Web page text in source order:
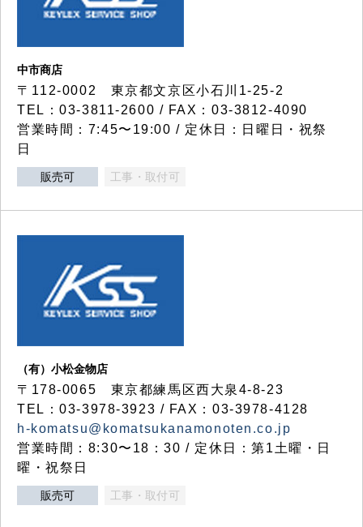
中市商店
〒112-0002 東京都文京区小石川1-25-2
TEL：03-3811-2600 / FAX：03-3812-4090
営業時間：7:45〜19:00 / 定休日：日曜日・祝祭
日
販売可 工事・取付可
（有）小松金物店
〒178-0065 東京都練馬区西大泉4-8-23
TEL：03-3978-3923 / FAX：03-3978-4128
h-komatsu@komatsukanamonoten.co.jp
営業時間：8:30〜18：30 / 定休日：第1土曜・日
曜・祝祭日
販売可 工事・取付可